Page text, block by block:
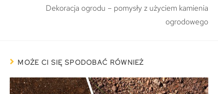
Dekoracja ogrodu – pomysły z użyciem kamienia
ogrodowego
MOŻE CI SIĘ SPODOBAĆ RÓWNIEŻ